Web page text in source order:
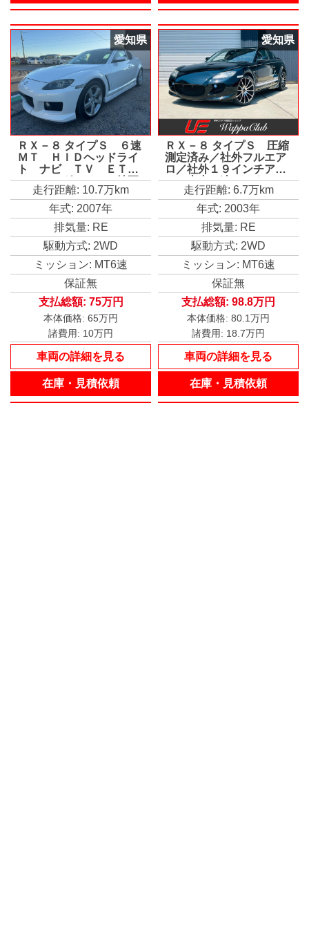
愛知県
ＲＸ－８ タイプＳ ６速
ＭＴ ＨＩＤヘッドライ
ト ナビ ＴＶ ＥＴ
Ｃ フォグライト 純正
１８インチアルミホイー
ル 本革巻きステアリン
グ 電動格納ミラー 盗
難防止システム 衝突安
全ボディ リアスポイラ
走行距離: 10.7万km
年式: 2007年
排気量: RE
駆動方式: 2WD
ミッション: MT6速
保証無
支払総額: 75万円
本体価格: 65万円
諸費用: 10万円
車両の詳細を見る
在庫・見積依頼
愛知県
ＲＸ－８ タイプＳ 圧縮
測定済み／社外フルエア
ロ／社外１９インチアル
ミ／車内３連メーター／
前後タワーバー／社外マ
フラー／フォグランプ
走行距離: 6.7万km
年式: 2003年
排気量: RE
駆動方式: 2WD
ミッション: MT6速
保証無
支払総額: 98.8万円
本体価格: 80.1万円
諸費用: 18.7万円
車両の詳細を見る
在庫・見積依頼